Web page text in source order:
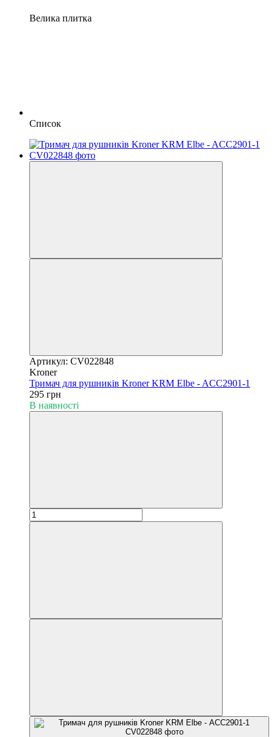
Велика плитка
Список
Артикул: CV022848
Kroner
Тримач для рушників Kroner KRM Elbe - ACC2901-1
295 грн
В наявності